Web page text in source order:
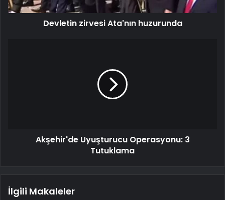
Devletin zirvesi Ata'nın huzurunda
Akşehir'de Uyuşturucu Operasyonu: 3
Tutuklama
İlgili Makaleler